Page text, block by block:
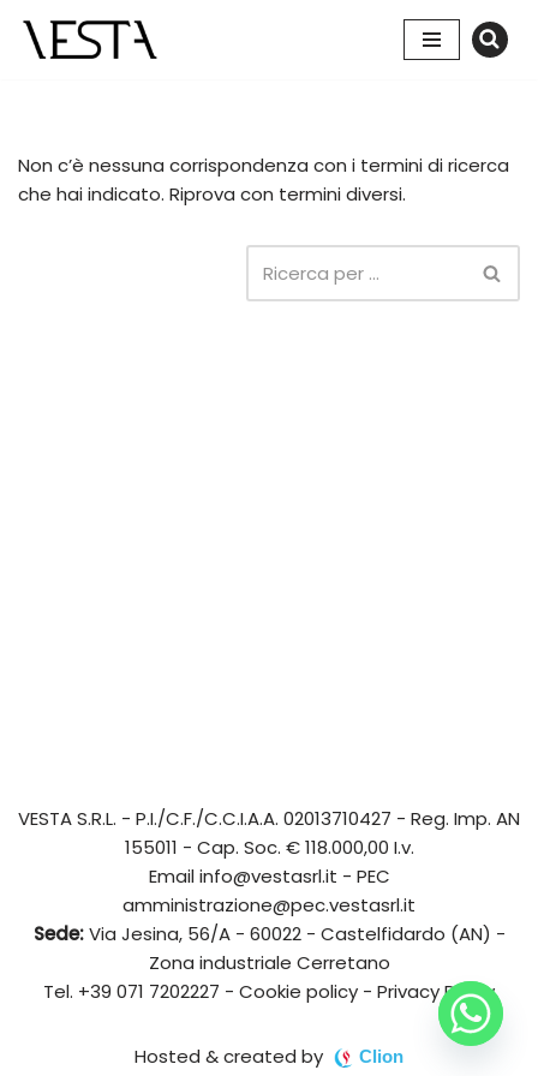
Vai
Non c’è nessuna corrispondenza con i termini di ricerca
che hai indicato. Riprova con termini diversi.
VESTA S.R.L. - P.I./C.F./C.C.I.A.A. 02013710427 - Reg. Imp. AN
155011 - Cap. Soc. € 118.000,00 I.v.
Emailinfo@vestasrl.it - PEC
amministrazione@pec.vestasrl.it
Sede:Via Jesina, 56/A - 60022 - Castelfidardo (AN) -
Zona industriale Cerretano
Tel. +39 071 7202227 - Cookie policy - Privacy Policy
Hosted & created by Clion